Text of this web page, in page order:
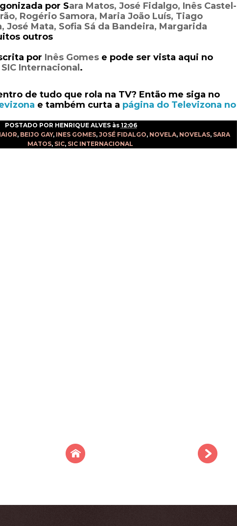
por Sara Matos, José Fidalgo, Inês Castel-
Rogério Samora, Maria João Luís, Tiago
José Mata, Sofia Sá da Bandeira, Margarida
outros
por Inês Gomes e pode ser vista aqui no
SIC Internacional .
de tudo que rola na TV? Então me siga no
e também curta a página do Televizona no
POSTADO POR HENRIQUE ALVES às 12:06
, BEIJO GAY, INES GOMES, JOSÉ FIDALGO, NOVELA, NOVELAS, SARA
MATOS, SIC, SIC INTERNACIONAL